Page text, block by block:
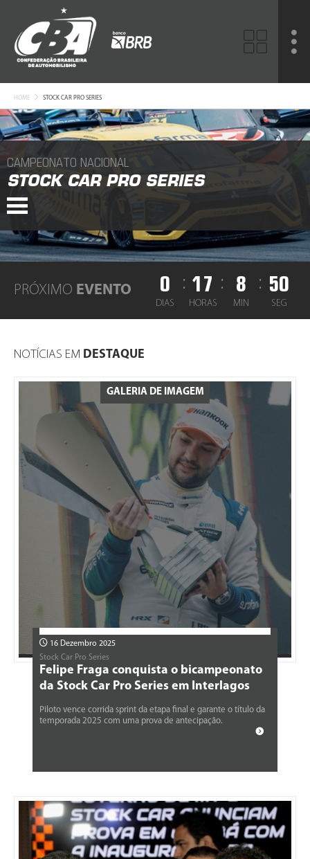
HOME STOCK CAR PRO SERIES
CAMPEONATO NACIONAL
STOCK CAR PRO SERIES
PRÓXIMO EVENTO 0
DIAS
: 17
HORAS
: 8
MIN
: 49
SEG
NOTÍCIAS EM DESTAQUE
GALERIA DE IMAGEM
16 Dezembro 2025
Stock Car Pro Series
Felipe Fraga conquista o bicampeonato
da Stock Car Pro Series em Interlagos
Piloto vence corrida sprint da etapa final e garante o título da
temporada 2025 com uma prova de antecipação.